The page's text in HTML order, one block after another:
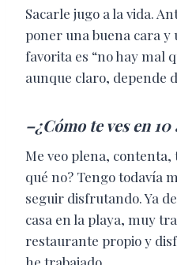
Sacarle jugo a la vida.
poner una buena cara y
favorita es “no hay mal
aunque claro, depende
–¿Cómo te ves en 10
Me veo plena,
qué no? Tengo todavía
seguir disfrutando. Ya
casa en la playa, muy
restaurante propio y